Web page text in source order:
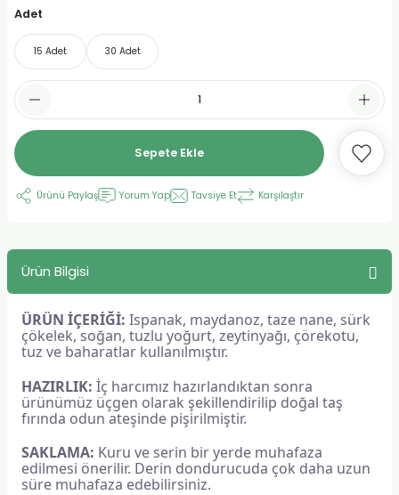
Adet
15 Adet 30 Adet
Sepete Ekle
Ürünü Paylaş Yorum Yap Tavsiye Et Karşılaştır
Ürün Bilgisi
ÜRÜN İÇERİĞİ: Ispanak, maydanoz, taze nane, sürk
çökelek, soğan, tuzlu yoğurt, zeytinyağı, çörekotu,
tuz ve baharatlar kullanılmıştır.
HAZIRLIK: İç harcımız hazırlandıktan sonra
ürünümüz üçgen olarak şekillendirilip doğal taş
fırında odun ateşinde pişirilmiştir.
SAKLAMA: Kuru ve serin bir yerde muhafaza
edilmesi önerilir. Derin dondurucuda çok daha uzun
süre muhafaza edebilirsiniz.